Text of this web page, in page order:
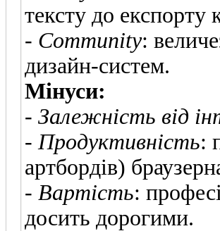
тексту до експорту
- Community:
дизайн-систем.
Мінуси:
- Залежність від
- Продуктивність:
артбордів)
- Вартість:
досить дорогими.